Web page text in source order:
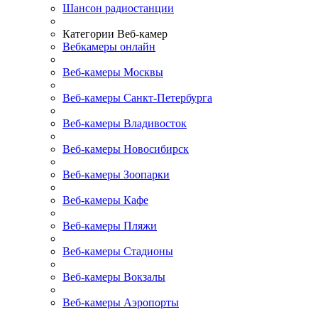
Шансон радиостанции
Категории Веб-камер
Вебкамеры онлайн
Веб-камеры Москвы
Веб-камеры Санкт-Петербурга
Веб-камеры Владивосток
Веб-камеры Новосибирск
Веб-камеры Зоопарки
Веб-камеры Кафе
Веб-камеры Пляжи
Веб-камеры Стадионы
Веб-камеры Вокзалы
Веб-камеры Аэропорты